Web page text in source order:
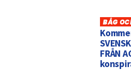
BÅG
FRÅN